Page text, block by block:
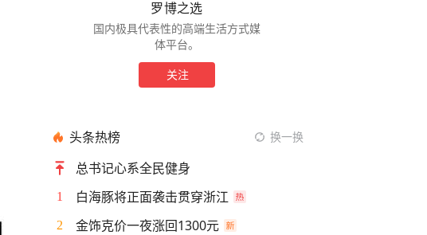
罗博之选
国内极具代表性的高端生活方式媒
体平台。
关注
头条热榜 换一换
总书记心系全民健身
1 白海豚将正面袭击贯穿浙江
2 金饰克价一夜涨回1300元